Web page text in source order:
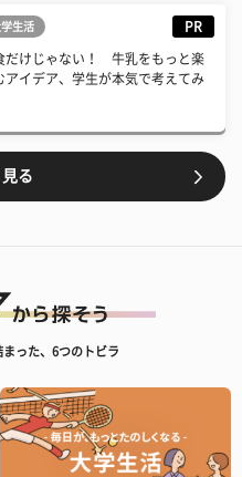
生活 PR
だけじゃない！ 牛乳をもっと楽
アイデア、学生が本気で考えてみ
る
った、6つのトビラ